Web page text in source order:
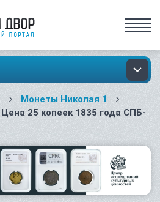
Монеты Николая 1
Цена 25 копеек 1835 года СПБ-